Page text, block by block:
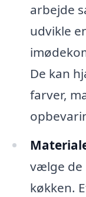
arbejde
udvikle
De kan
farver,
vælge de
køkken.